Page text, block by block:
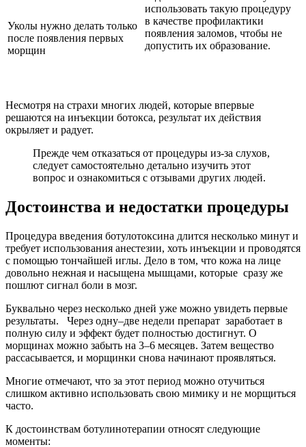
Уколы нужно делать только
после появления первых
морщин
использовать такую процедуру
в качестве профилактики
появления заломов, чтобы не
допустить их образование.
Несмотря на страхи многих людей, которые впервые
решаются на инъекции ботокса, результат их действия
окрыляет и радует.
Прежде чем отказаться от процедуры из-за слухов,
следует самостоятельно детально изучить этот
вопрос и ознакомиться с отзывами других людей.
Достоинства и недостатки процедуры
Процедура введения ботулотоксина длится несколько минут и
требует использования анестезии, хоть инъекции и проводятся
с помощью тончайшей иглы. Дело в том, что кожа на лице
довольно нежная и насыщена мышцами, которые сразу же
пошлют сигнал боли в мозг.
Буквально через несколько дней уже можно увидеть первые
результаты. Через одну–две недели препарат заработает в
полную силу и эффект будет полностью достигнут. О
морщинах можно забыть на 3–6 месяцев. Затем вещество
рассасывается, и морщинки снова начинают проявляться.
Многие отмечают, что за этот период можно отучиться
слишком активно использовать свою мимику и не морщиться
часто.
К достоинствам ботулинотерапии относят следующие
моменты: